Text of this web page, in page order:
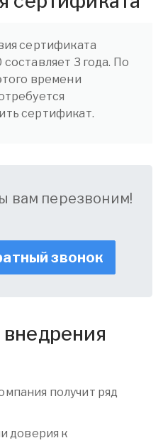
сертификата
3 года. По
времени
сертификат.
вам перезвоним!
звонок
получит ряд
доверия к